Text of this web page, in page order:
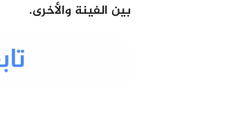
بين الفينة والأخرى.